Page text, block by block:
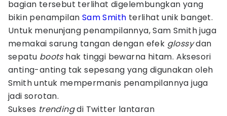
bagian tersebut terlihat digelembungkan yang
bikin penampilan Sam Smith terlihat unik banget.
Untuk menunjang penampilannya, Sam Smith juga
memakai sarung tangan dengan efek glossydan
sepatu bootshak tinggi bewarna hitam. Aksesori
anting-anting tak sepesang yang digunakan oleh
Smith untuk mempermanis penampilannya juga
jadi sorotan.
Sukses trendingdi Twitter lantaran